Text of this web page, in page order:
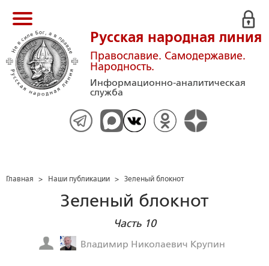
Русская народная линия
Православие. Самодержавие.
Народность.
Информационно-аналитическая
служба
Главная > Наши публикации > Зеленый блокнот
Зеленый блокнот
Часть 10
Владимир Николаевич Крупин